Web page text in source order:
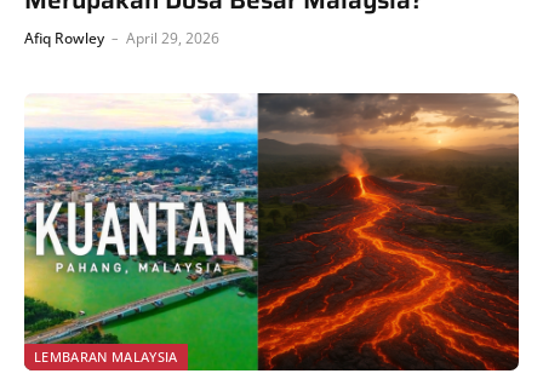
Afiq Rowley April 29, 2026
LEMBARAN MALAYSIA